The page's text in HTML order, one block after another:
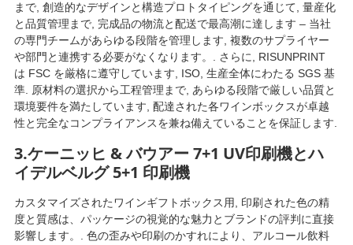
まで, 創造的なデザインと構造プロトタイピングを通じて, 量産化
と品質管理まで, 完成品の物流と配送で最高潮に達します – 当社
の専門チームがあらゆる段階を管理します, 複数のサプライヤー
や部門と連携する必要がなくなります。. さらに, RISUNPRINT
は FSC を厳格に遵守しています, ISO, 生産全体にわたる SGS 基
準. 原材料の選択から工程管理まで, あらゆる段階で厳しい品質と
環境要件を満たしています, 配達された各ワインボックスが卓越
性と完全なコンプライアンスを兼ね備えていることを保証します.
3.ケーニッヒ & バウアー 7+1 UV印刷機とハ
イデルベルグ 5+1 印刷機
カスタマイズされたワインギフトボックス用, 印刷された色の精
度と質感は、パッケージの視覚的な魅力とブランドの評判に直接
影響します。. 色の歪みや印刷のかすれにより、アルコール飲料